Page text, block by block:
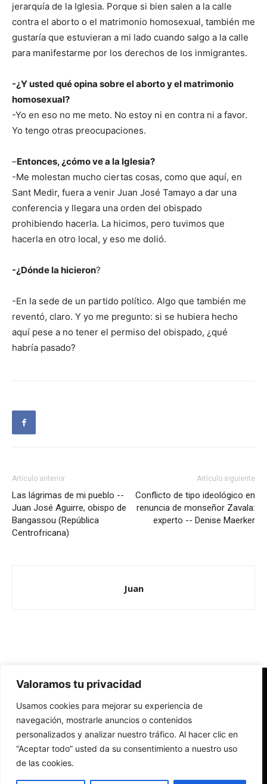
Valoramos tu privacidad
Usamos cookies para mejorar su experiencia de
navegación, mostrarle anuncios o contenidos
personalizados y analizar nuestro tráfico. Al hacer clic en
“Aceptar todo” usted da su consentimiento a nuestro uso
de las cookies.
jerarquía de la Iglesia. Porque si bien salen a la calle
contra el aborto o el matrimonio homosexual, también me
gustaría que estuvieran a mi lado cuando salgo a la calle
para manifestarme por los derechos de los inmigrantes.
-¿Y usted qué opina sobre el aborto y el matrimonio
homosexual?
-Yo en eso no me meto. No estoy ni en contra ni a favor.
Yo tengo otras preocupaciones.
–Entonces, ¿cómo ve a la Iglesia?
-Me molestan mucho ciertas cosas, como que aquí, en
Sant Medir, fuera a venir Juan José Tamayo a dar una
conferencia y llegara una orden del obispado
prohibiendo hacerla. La hicimos, pero tuvimos que
hacerla en otro local, y eso me dolió.
-¿Dónde la hicieron?
-En la sede de un partido político. Algo que también me
reventó, claro. Y yo me pregunto: si se hubiera hecho
aquí pese a no tener el permiso del obispado, ¿qué
habría pasado?
Artículo anterior
Las lágrimas de mi pueblo --
Juan José Aguirre, obispo de
Bangassou (República
Centrofricana)
Artículo siguiente
Conflicto de tipo ideológico en
renuncia de monseñor Zavala:
experto -- Denise Maerker
Juan
Redes Cristianas
Una mirada alternativa sobre la Iglesia católica y la sociedad
- Colectivos de Redes Cristianas